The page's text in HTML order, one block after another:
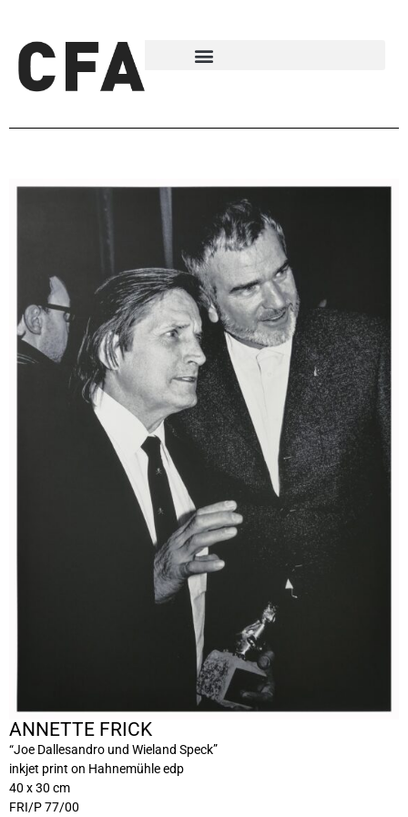
ANNETTE FRICK
“Joe Dallesandro und Wieland Speck”
inkjet print on Hahnemühle edp
40 x 30 cm
FRI/P 77/00